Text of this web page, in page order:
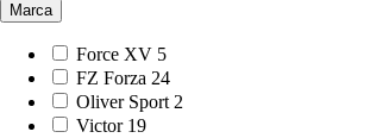
Marca
Force XV 5
FZ Forza 24
Oliver Sport 2
Victor 19